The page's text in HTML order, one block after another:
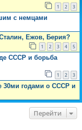
1 2 3
с немцами
Ежов, Берия?
1 2 3 4 5
СССР и борьба
1 2 3
30ми годами о СССР и
Перейти